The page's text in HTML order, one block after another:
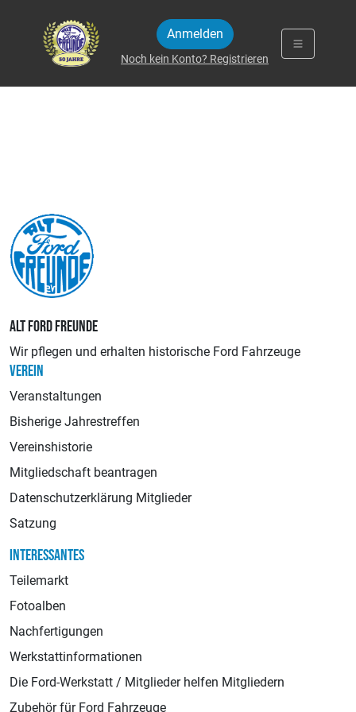
Anmelden
Noch kein Konto? Registrieren
ALT FORD FREUNDE
Wir pflegen und erhalten historische Ford Fahrzeuge
VEREIN
Veranstaltungen
Bisherige Jahrestreffen
Vereinshistorie
Mitgliedschaft beantragen
Datenschutzerklärung Mitglieder
Satzung
INTERESSANTES
Teilemarkt
Fotoalben
Nachfertigungen
Werkstattinformationen
Die Ford-Werkstatt / Mitglieder helfen Mitgliedern
Zubehör für Ford Fahrzeuge